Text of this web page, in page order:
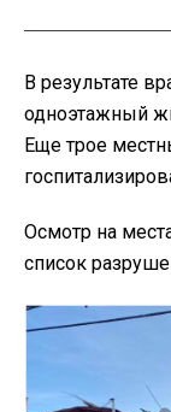
В результате
одноэтажный
Еще трое
Осмотр на
список